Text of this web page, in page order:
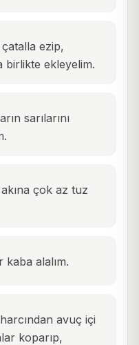
ezip,
birlikte ekleyelim.
sarılarını
akına çok az tuz
kaba alalım.
harcından avuç içi
koparıp,